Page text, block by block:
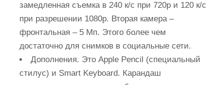
замедленная съемка в 240 к/с при 720p и 120 к/с
при разрешении 1080p. Вторая камера –
фронтальная – 5 Мп. Этого более чем
достаточно для снимков в социальные сети.
Дополнения. Это Apple Pencil (специальный
стилус) и Smart Keyboard. Карандаш